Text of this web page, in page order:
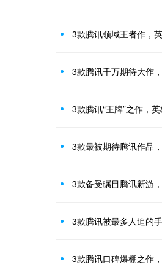
3款腾讯领域王者作，
3款腾讯千万期待大作
3款腾讯“王牌”之作，
3款最被期待腾讯作品
3款备受瞩目腾讯新游
3款腾讯被最多人追的
3款腾讯口碑爆棚之作